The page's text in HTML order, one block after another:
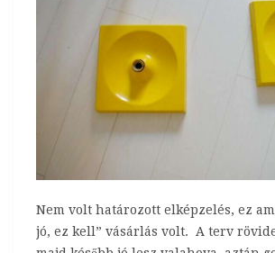
Nem volt határozott elképzelés, ez
jó, ez kell” vásárlás volt. A terv